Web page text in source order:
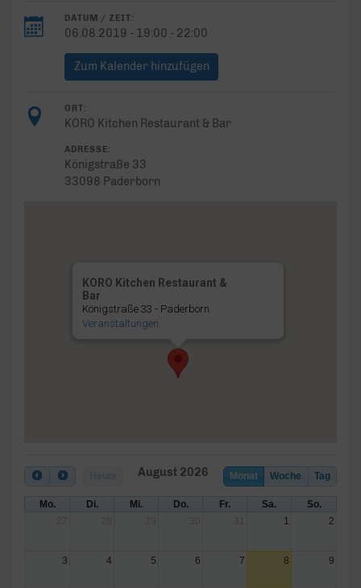
DATUM / ZEIT:
06.08.2019 - 19:00 - 22:00
Zum Kalender hinzufügen
ORT:
KORO Kitchen Restaurant & Bar
ADRESSE:
Königstraße 33
33098 Paderborn
KORO Kitchen Restaurant &
Bar
Königstraße 33 - Paderborn
Veranstaltungen
Monat Woche Tag
August 2026
Mo. Di. Mi. Do. Fr. Sa.
So.
1 2
3 4 5 6 7 8 9